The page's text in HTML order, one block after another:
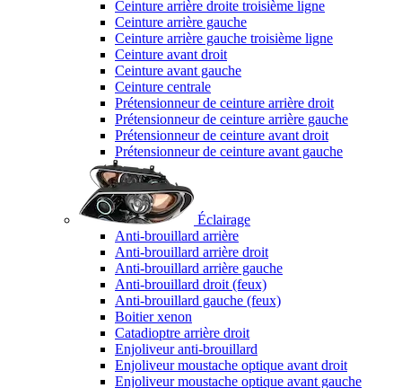
Ceinture arrière droite troisième ligne
Ceinture arrière gauche
Ceinture arrière gauche troisième ligne
Ceinture avant droit
Ceinture avant gauche
Ceinture centrale
Prétensionneur de ceinture arrière droit
Prétensionneur de ceinture arrière gauche
Prétensionneur de ceinture avant droit
Prétensionneur de ceinture avant gauche
Éclairage
Anti-brouillard arrière
Anti-brouillard arrière droit
Anti-brouillard arrière gauche
Anti-brouillard droit (feux)
Anti-brouillard gauche (feux)
Boitier xenon
Catadioptre arrière droit
Enjoliveur anti-brouillard
Enjoliveur moustache optique avant droit
Enjoliveur moustache optique avant gauche